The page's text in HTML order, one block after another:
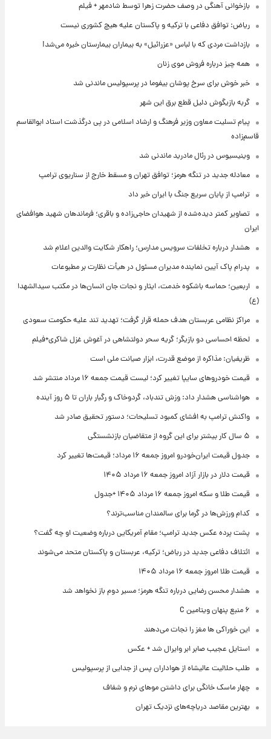
بازخوانی آهنگی در وصف حضرت زهرا توسط شادمهر + فیلم
ریاض: توافق دفاعی با ترکیه و پاکستان علیه هیچ کشوری نیست
بازداشت مردی که با لباس «عزرائیل» به بیماران بیمارستان خیره می‌شد!
همه چیز درباره فروش موی زنان
خبر خوش برای سرخ پوشان بیفوما در پرسپولیس ماندنی شد
گربه بازیگوش دلیل قطع برق این شهر
پیام تسلیت معاون وزیر فرهنگ و ارشاد اسلامی در پی درگذشت استاد ابوالقاسم
قاسم‌زاده
وینیسیوس در رئال مادرید ماندنی شد
معادله جدید در تنگه هرمز؛ توافق تهران و مسقط خارج از سناریوی ترامپ
ترامپ از پایان سریع جنگ با ایران خبر داد
تصاویر کمتر دیده‌شده از شهیدان حاجی‌زاده و باقری؛ فرماندهان شهید هوافضای
ایران
هشدار درباره تخلفات سرویس مدارس؛ راهکار شکایت والدین اعلام شد
پدرام پاک آیین نماینده مدیران مسئول در هیأت نظارت بر مطبوعات
اربعین؛ حماسه باشکوه خدمت، ایثار و نجات جان انسان‌ها در مکتب سیدالشهدا
(ع)
مراکز نظامی عربستان هدف حمله قرار گرفت؛ تهدید تند علیه حکومت سعودی
لحظه احساسی دو بازیگر؛ گریه سحر دولتشاهی در آغوش غزل شاکری+فیلم
ظریفیان: مذاکره از موضع قدرت، ابزار صیانت ملی است
قیمت خودروهای سایپا تغییر کرد؛ لیست قیمت جمعه ۱۶ مرداد منتشر شد
هواشناسی هشدار داد: وزش تندباد، گردوخاک و رگبار باران تا ۵ روز آینده
واکنش ترامپ به افشای کمبود تسلیحات؛ دستور تحقیق صادر شد
۵ سال کار بیشتر برای این گروه از متقاضیان بازنشستگی
جدول قیمت ایران‌خودرو امروز جمعه ۱۶ مرداد؛ قیمت‌ها تغییر کرد
قیمت دلار در بازار آزاد امروز جمعه ۱۶ مرداد ۱۴۰۵
قیمت طلا و سکه امروز جمعه ۱۶ مرداد ۱۴۰۵ +جدول
کدام ورزش‌ها در گرما برای سالمندان مناسب‌ترند؟
پشت پرده عکس جدید ترامپ؛ مقام آمریکایی درباره وضعیت او چه گفت؟
ائتلاف دفاعی جدید در ریاض؛ ترکیه، عربستان و پاکستان متحد می‌شوند
قیمت طلا امروز جمعه ۱۶ مرداد ۱۴۰۵
هشدار محسن رضایی درباره تنگه هرمز؛ مسیر دوم باز نخواهد شد
۶ منبع پنهان ویتامین C
این خوراکی ها مغز را نجات می‌دهند
استایل عجیب صابر ابر وایرال شد + عکس
طلب حلالیت عالیشاه از هواداران پس از جدایی از پرسپولیس
چهار ماسک خانگی برای داشتن موهای نرم و شفاف
بهترین مقاصد دریاچه‌های نزدیک تهران